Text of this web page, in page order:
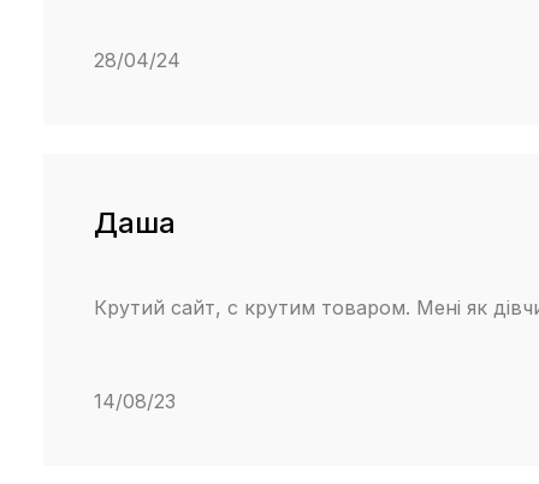
28/04/24
Даша
Крутий сайт, с крутим товаром. Мені як
14/08/23